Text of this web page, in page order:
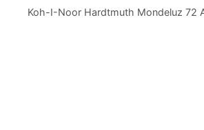
Koh-I-Noor Hardtmuth Mondeluz 72